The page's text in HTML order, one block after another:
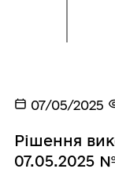
07/05/2025
Рішення
07.05.2025